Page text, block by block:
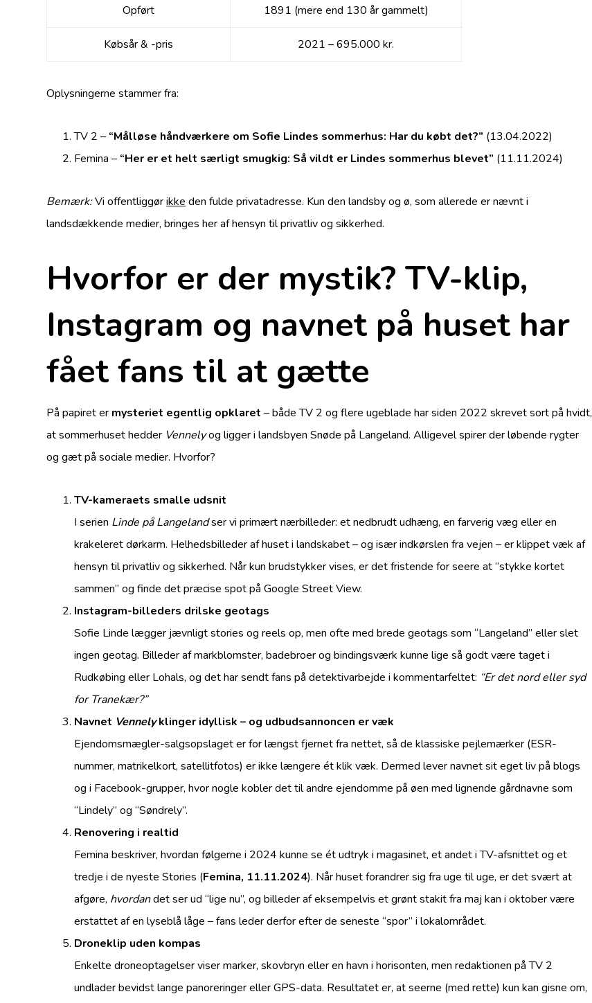
Opført 1891 (mere end 130 år gammelt)
Købsår & -pris 2021 – 695.000 kr.
Oplysningerne stammer fra:
TV 2 – “Målløse håndværkere om Sofie Lindes sommerhus: ­Har du købt det?” (13.04.2022)
Femina – “Her er et helt særligt smugkig: Så vildt er Lindes sommerhus blevet” (11.11.2024)
Bemærk:Vi offentliggørikke den fulde privatadresse. Kun den landsby og ø, som allerede er nævnt i
landsdækkende medier, bringes her af hensyn til privatliv og sikkerhed.
Hvorfor er der mystik? TV-klip,
Instagram og navnet på huset har
fået fans til at gætte
På papiret er mysteriet egentlig opklaret – både TV 2 og flere ugeblade har siden 2022 skrevet sort på hvidt,
at sommerhuset hedder Vennelyog ligger i landsbyen Snøde på Langeland. Alligevel spirer der løbende rygter
og gæt på sociale medier. Hvorfor?
TV-kameraets smalle udsnit
I serien Linde på Langelandser vi primært nærbilleder: et nedbrudt udhæng, en farverig væg eller en
krakeleret dørkarm. Helhedsbilleder af huset i landskabet – og især indkørslen fra vejen – er klippet væk af
hensyn til privatliv og sikkerhed. Når kun brudstykker vises, er det fristende for seere at “stykke kortet
sammen” og finde det præcise spot på Google Street View.
Instagram-billeders drilske geotags
Sofie Linde lægger jævnligt stories og reels op, men ofte med brede geotags som “Langeland” eller slet
ingen geotag. Billeder af markblomster, badebroer og bindingsværk kunne lige så godt være taget i
Rudkøbing eller Lohals, og det har sendt fans på detektivarbejde i kommentarfeltet: “Er det nord eller syd
for Tranekær?”
Navnet Vennelyklinger idyllisk – og udbuds­annoncen er væk
Ejendomsmægler-salgs­opslaget er for længst fjernet fra nettet, så de klassiske pejlemærker (ESR-
nummer, matrikelkort, satellitfotos) er ikke længere ét klik væk. Dermed lever navnet sit eget liv på blogs
og i Facebook-grupper, hvor nogle kobler det til andre ejendomme på øen med lignende gårdnavne som
“Lindely” og “Søndrely”.
Renovering i realtid
Femina beskriver, hvordan følgerne i 2024 kunne se ét udtryk i magasinet, et andet i TV-afsnittet og et
tredje i de nyeste Stories (Femina, 11.11.2024). Når huset forandrer sig fra uge til uge, er det svært at
afgøre, hvordandet ser ud “lige nu”, og billeder af eksempelvis et grønt stakit fra maj kan i oktober være
erstattet af en lyseblå låge – fans leder derfor efter de seneste “spor” i lokalområdet.
Droneklip uden kompas
Enkelte droneoptagelser viser marker, skovbryn eller en havn i horisonten, men redaktionen på TV 2
undlader bevidst lange panoreringer eller GPS-data. Resultatet er, at seerne (med rette) kun kan gisne om,